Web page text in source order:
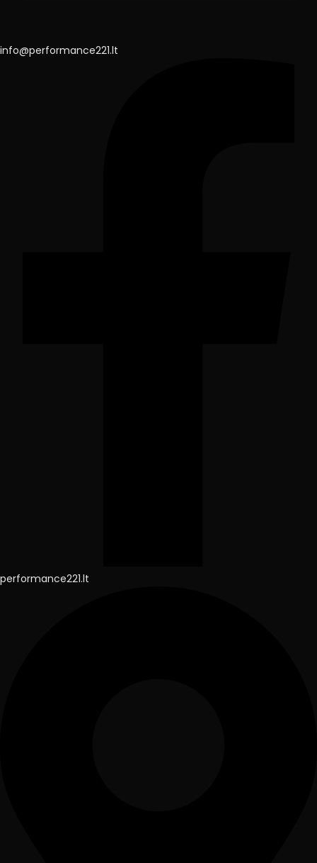
info@performance221.lt
performance221.lt